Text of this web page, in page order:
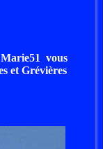
vous
et Grévières